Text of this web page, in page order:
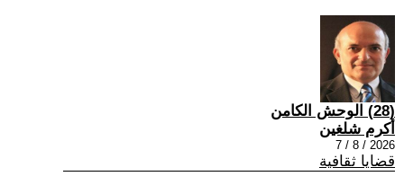
(28) الوحش الكامن
أكرم شلغين
2026 / 8 / 7
قضايا ثقافية